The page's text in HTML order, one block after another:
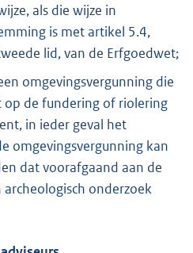
als die wijze in
is met artikel 5.4,
lid, van de Erfgoedwet;
omgevingsvergunning die
de fundering of riolering
in ieder geval het
omgevingsvergunning kan
dat voorafgaand aan de
onderzoek